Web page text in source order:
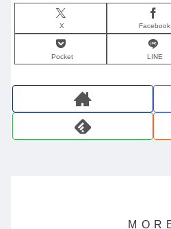
X Facebook
Pocket LINE